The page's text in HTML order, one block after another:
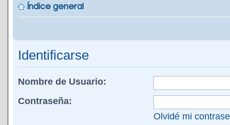
Índice general
Identificarse
Nombre de Usuario:
Contraseña:
Olvidé mi